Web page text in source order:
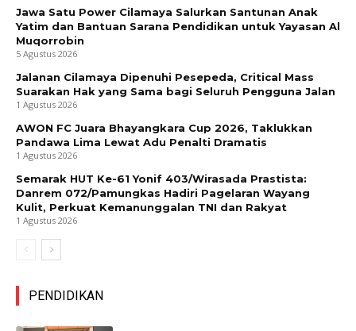
Jawa Satu Power Cilamaya Salurkan Santunan Anak
Yatim dan Bantuan Sarana Pendidikan untuk Yayasan Al
Muqorrobin
5 Agustus 2026
Jalanan Cilamaya Dipenuhi Pesepeda, Critical Mass
Suarakan Hak yang Sama bagi Seluruh Pengguna Jalan
1 Agustus 2026
AWON FC Juara Bhayangkara Cup 2026, Taklukkan
Pandawa Lima Lewat Adu Penalti Dramatis
1 Agustus 2026
Semarak HUT Ke-61 Yonif 403/Wirasada Prastista:
Danrem 072/Pamungkas Hadiri Pagelaran Wayang
Kulit, Perkuat Kemanunggalan TNI dan Rakyat
1 Agustus 2026
PENDIDIKAN